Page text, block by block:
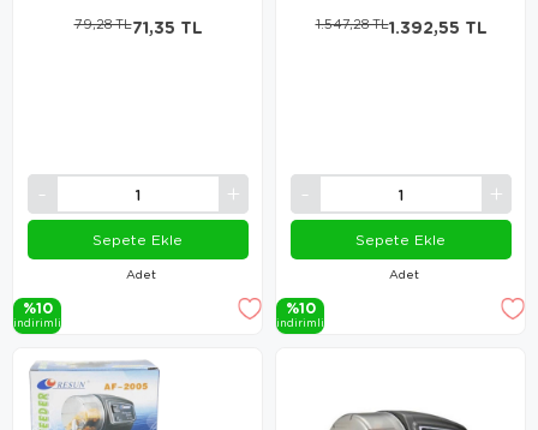
Adet
71,35 TL
79,28 TL
Sepete Ekle
%10
i̇ndi̇ri̇mli̇
Adet
1.392,55 TL
1.547,28 TL
Sepete Ekle
%10
i̇ndi̇ri̇mli̇